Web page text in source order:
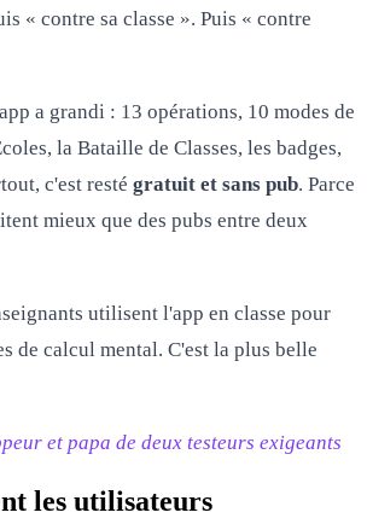
« contre sa classe ». Puis « contre
a grandi : 13 opérations, 10 modes de
la Bataille de Classes, les badges,
c'est resté gratuit et sans pub. Parce
mieux que des pubs entre deux
utilisent l'app en classe pour
de calcul mental. C'est la plus belle
et papa de deux testeurs exigeants
les utilisateurs